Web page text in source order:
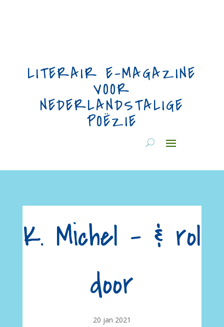
LITERAIR E-MAGAZINE
VOOR
NEDERLANDSTALIGE
POËZIE
K. Michel – & rol
door
20 jan 2021